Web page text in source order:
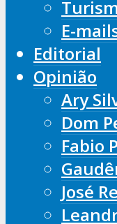
E-
Editorial
Opinião
Ary
Dom
Fabio
José